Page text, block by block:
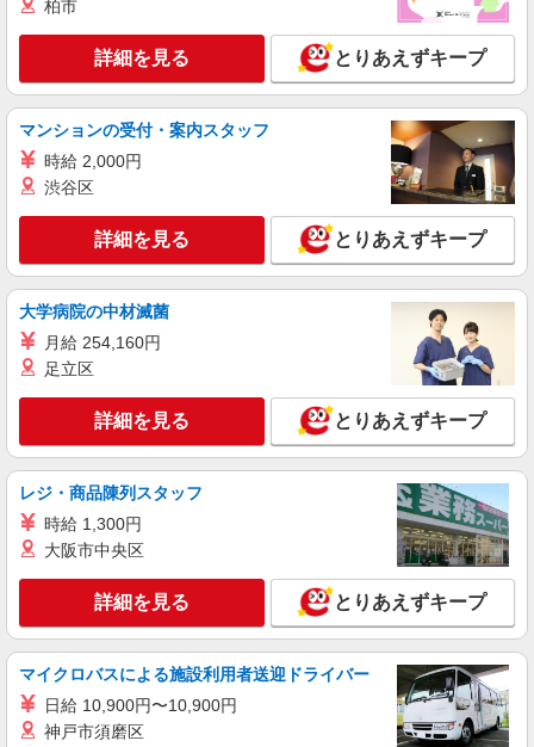
時給1500円〜2125円 ＜日払い有/週払い有/交
通費全支給(ガソリン代含む)＞
春日井市//車通勤OK
キープ 詳細を見る
派遣社員
株式会社kotrio /●NG-H-2030378
高蔵寺駅｜リハビリ補助などのデイサービス
STAFF♪未経験OK
時給1320円〜2000円 ＜日払い有/週払い有/交
通費全支給(ガソリン代含む)＞
キープ 詳細を見る
派遣社員
株式会社kotrio /●NG-H-2029814
日収1.2万円〜可★「とにかく収入重視!」が叶
時給1500円〜2125円 ＜日払い有/週払い有/交
通費全支給(ガソリン代含む)＞
名古屋市昭和区
キープ 詳細を見る
派遣社員
柏市
詳細を見る とりあえずキープ
マンションの受付・案内スタッフ
時給 2,000円
渋谷区
詳細を見る とりあえずキープ
大学病院の中材滅菌
月給 254,160円
足立区
詳細を見る とりあえずキープ
レジ・商品陳列スタッフ
時給 1,300円
大阪市中央区
詳細を見る とりあえずキープ
マイクロバスによる施設利用者送迎ドライバー
日給 10,900円〜10,900円
神戸市須磨区